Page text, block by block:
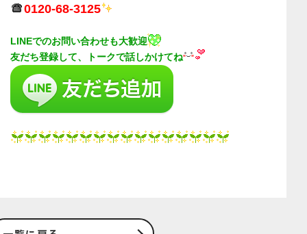
0120-68-3125
LINEでのお問い合わせも大歓迎
友だち登録して、トークで話しかけてね